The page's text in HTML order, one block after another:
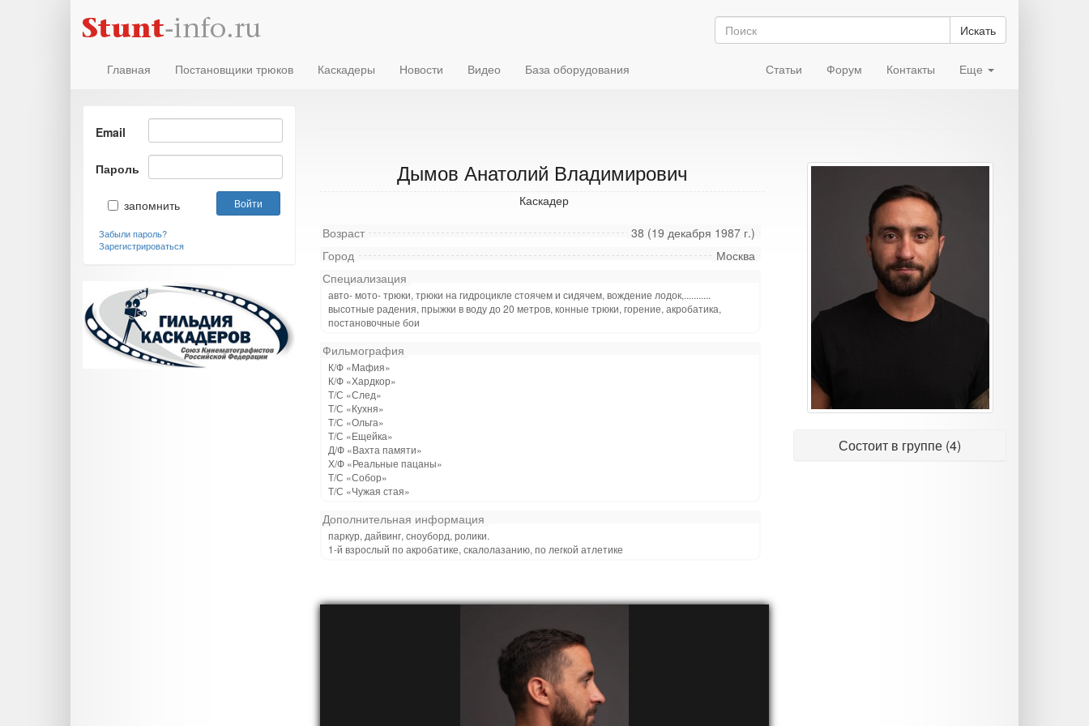
Искать
Главная Постановщики трюков Каскадеры Новости Видео База оборудования Статьи Форум Контакты Еще
Email
Пароль
запомнить
Забыли пароль?
Зарегистрироваться
Дымов Анатолий Владимирович
Каскадер
38 (19 декабря 1987 г.)
Возраст
Москва
Город
Специализация
авто- мото- трюки, трюки на гидроцикле стоячем и сидячем, вождение лодок,...........
высотные радения, прыжки в воду до 20 метров, конные трюки, горение, акробатика,
постановочные бои
Фильмография
К/Ф «Мафия»
К/Ф «Хардкор»
Т/С «След»
Т/С «Кухня»
Т/С «Ольга»
Т/С «Ещейка»
Д/Ф «Вахта памяти»
Х/Ф «Реальные пацаны»
Т/С «Собор»
Т/С «Чужая стая»
Дополнительная информация
паркур, дайвинг, сноуборд, ролики.
1-й взрослый по акробатике, скалолазанию, по легкой атлетике
Состоит в группе (4)